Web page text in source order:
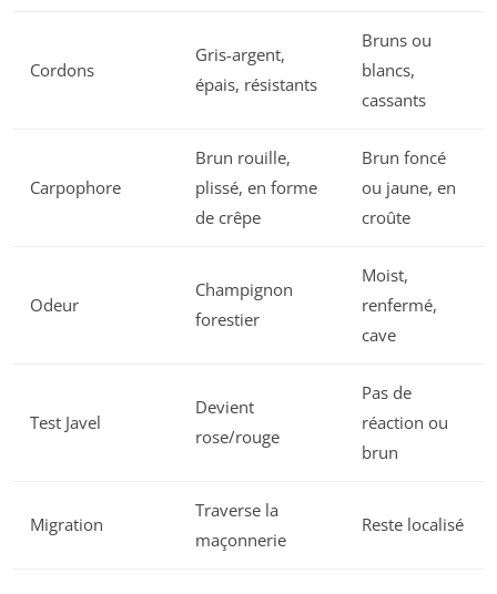
Cordons
Gris-argent,
épais, résistants
Bruns ou
blancs,
cassants
Carpophore
Brun rouille,
plissé, en forme
de crêpe
Brun foncé
ou jaune, en
croûte
Odeur
Champignon
forestier
Moist,
renfermé,
cave
Test Javel
Devient
rose/rouge
Pas de
réaction ou
brun
Migration
Traverse la
maçonnerie
Reste localisé